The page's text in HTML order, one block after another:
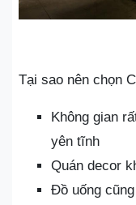
Tại sao nên chọn
Không gian
yên tĩnh
Quán decor
Đồ uống